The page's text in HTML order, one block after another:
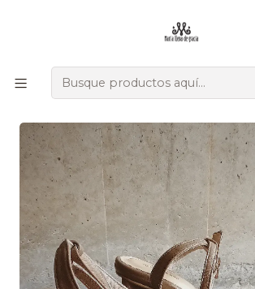
diseño y comodidad, creados a mano por
colombianos que transmiten su herencia en
Inicio